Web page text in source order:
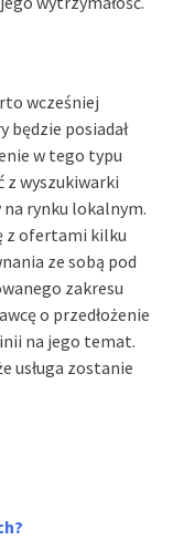
wcześniej
będzie posiadał
w tego typu
z wyszukiwarki
rynku lokalnym.
z ofertami kilku
ze sobą pod
zakresu
o przedłożenie
na jego temat.
usługa zostanie